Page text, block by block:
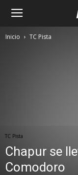
Inicio TC Pista
TC Pista
Chapur se
Comodoro